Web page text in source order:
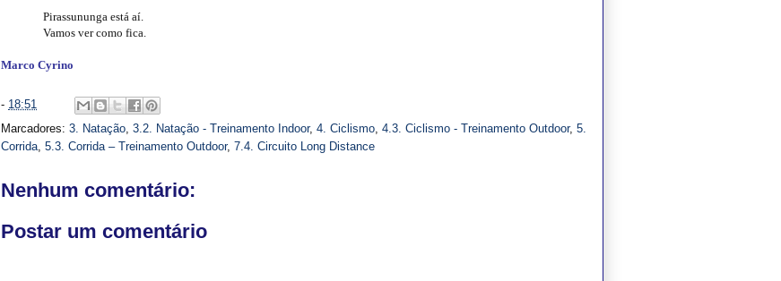
Pirassununga está aí.
Vamos ver como fica.
Marco Cyrino
- 18:51
Marcadores: 3. Natação, 3.2. Natação - Treinamento Indoor, 4. Ciclismo, 4.3. Ciclismo - Treinamento Outdoor, 5.
Corrida, 5.3. Corrida – Treinamento Outdoor, 7.4. Circuito Long Distance
Nenhum comentário:
Postar um comentário